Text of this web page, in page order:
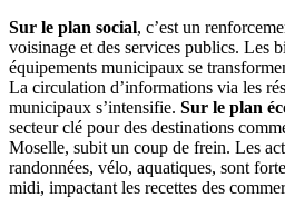
Sur le plan social, c’est un
voisinage et des services publics. Les
équipements municipaux se
La circulation d’informations via les
municipaux s’intensifie. Sur le plan
secteur clé pour des destinations
Moselle, subit un coup de frein. Les
randonnées, vélo, aquatiques, sont
midi, impactant les recettes des